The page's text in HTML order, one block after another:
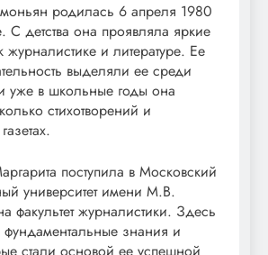
родилась 6 апреля 1980
С детства она проявляла яркие
журналистике и литературе. Ее
выделяли ее среди
уже в школьные годы она
стихотворений и
поступила в Московский
университет имени М.В.
факультет журналистики. Здесь
знания и